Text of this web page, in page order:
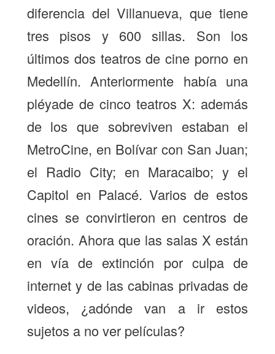
diferencia del Villanueva, que tiene
tres pisos y 600 sillas. Son los
últimos dos teatros de cine porno en
Medellín. Anteriormente había una
pléyade de cinco teatros X: además
de los que sobreviven estaban el
MetroCine, en Bolívar con San Juan;
el Radio City; en Maracaibo; y el
Capitol en Palacé. Varios de estos
cines se convirtieron en centros de
oración. Ahora que las salas X están
en vía de extinción por culpa de
internet y de las cabinas privadas de
videos, ¿adónde van a ir estos
sujetos a no ver películas?